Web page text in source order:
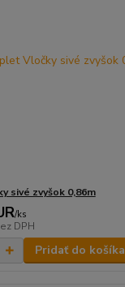
sivé zvyšok 0,86m
/ks
DPH
Pridať do košíka